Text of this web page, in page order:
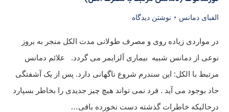
الفبای دمانس نوشتن دیدگاه
در مواردی زیاده روی و مصرف طولانی مدت الکل منجر به بروز
نوعی از دمانس شبیه بیماری آلزایمر می گردد. علائم دمانس
مرتبط با الکل: این سندرم شروع ناگهانی دارد. پس از یک آشفتگی
حاد بوجود می آید . فرد نمی تواند هیچ چیز جدیدی را بخاطر بسپارد
درحالیکه خاطرات گذشته دست نخورده باقی…